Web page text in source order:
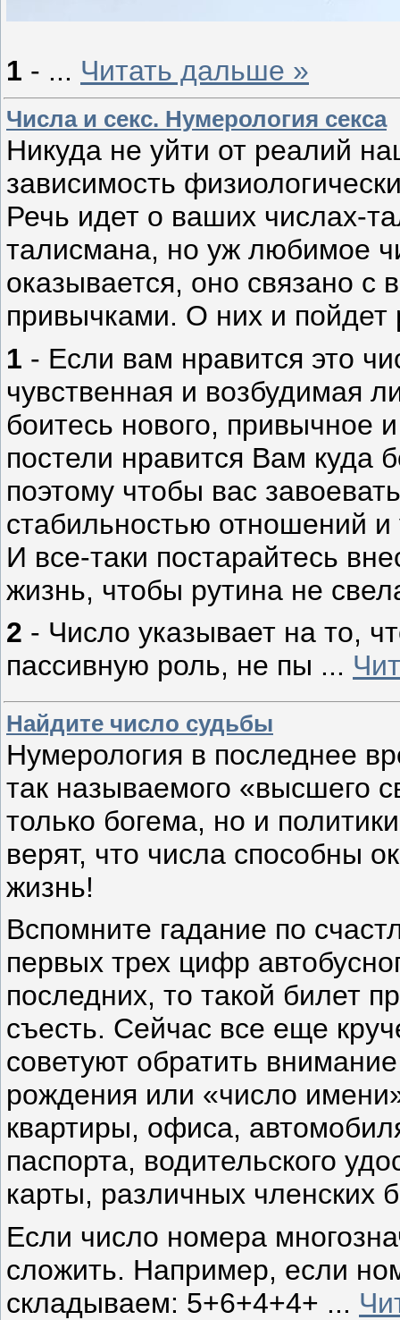
1 - ... Читать дальше »
Числа и секс. Нумерология секса
Никуда не уйти от реалий
зависимость
Речь идет о ваших числах-
талисмана, но уж любимое
оказывается, оно связано
привычками. О них и пойдет
1 - Если вам нравится это
чувственная и возбудимая
боитесь нового, привычное
постели нравится Вам куда
поэтому чтобы вас
стабильностью отношений
И все-таки постарайтесь
жизнь, чтобы рутина не
2 - Число указывает на то,
пассивную роль, не пы ...
Найдите число судьбы
Нумерология в последнее
так называемого «высшего
только богема, но и
верят, что числа способны
жизнь!
Вспомните гадание по
первых трех цифр
последних, то такой билет
съесть. Сейчас все еще
советуют обратить
рождения или «число
квартиры, офиса,
паспорта, водительского
карты, различных членских
Если число номера
сложить. Например, если
складываем: 5+6+4+4+ ...